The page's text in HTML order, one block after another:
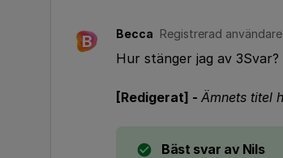
B Becca Registrerad användare
Hur stänger jag av 3Svar?
[Redigerat] - Ämnets titel
Bäst svar av Nils